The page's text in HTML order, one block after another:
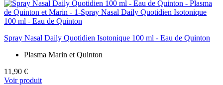
Spray Nasal Daily Quotidien Isotonique 100 ml - Eau de Quinton
Plasma Marin et Quinton
11,90 €
Voir produit